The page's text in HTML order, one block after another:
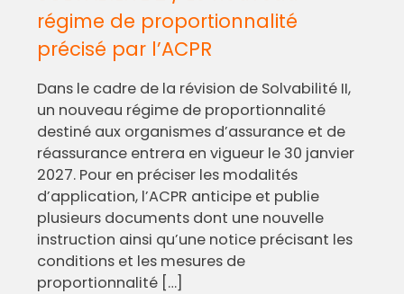
régime de proportionnalité
précisé par l’ACPR
Dans le cadre de la révision de Solvabilité II,
un nouveau régime de proportionnalité
destiné aux organismes d’assurance et de
réassurance entrera en vigueur le 30 janvier
2027. Pour en préciser les modalités
d’application, l’ACPR anticipe et publie
plusieurs documents dont une nouvelle
instruction ainsi qu’une notice précisant les
conditions et les mesures de
proportionnalité […]